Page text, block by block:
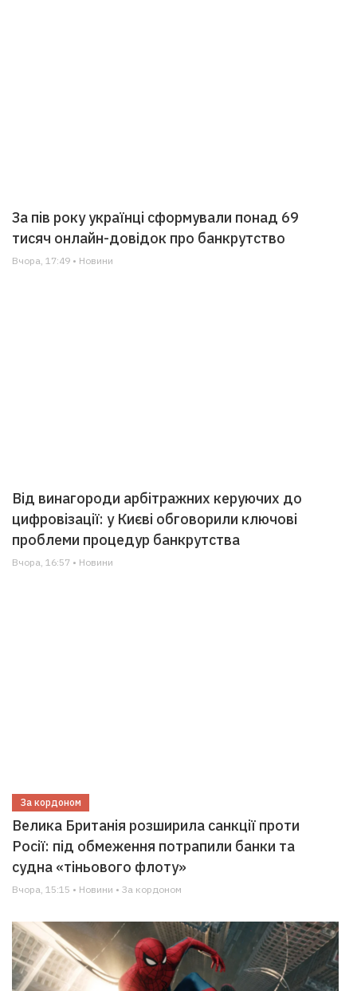
За пів року українці сформували понад 69
тисяч онлайн-довідок про банкрутство
Вчора, 17:49 • Новини
Від винагороди арбітражних керуючих до
цифровізації: у Києві обговорили ключові
проблеми процедур банкрутства
Вчора, 16:57 • Новини
За кордоном
Велика Британія розширила санкції проти
Росії: під обмеження потрапили банки та
судна «тіньового флоту»
Вчора, 15:15 • Новини • За кордоном